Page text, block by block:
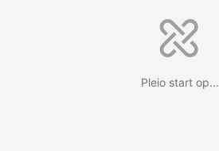
Pleio start op...